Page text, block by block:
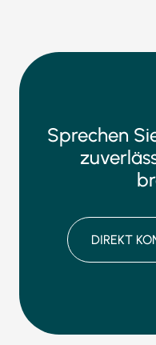
Sprechen
DIREKT